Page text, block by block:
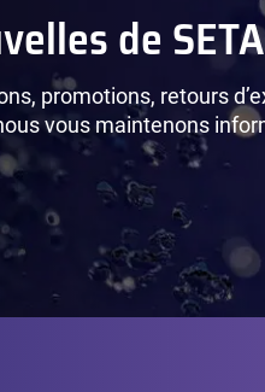
de
promotions, retours
vous maintenons